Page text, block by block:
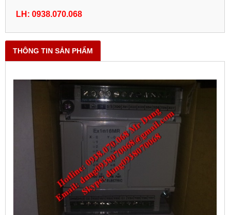
LH: 0938.070.068
THÔNG TIN SẢN PHẨM